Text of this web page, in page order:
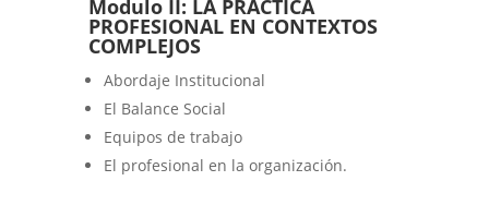
Modulo II: LA PRACTICA
PROFESIONAL EN CONTEXTOS
COMPLEJOS
Abordaje Institucional
El Balance Social
Equipos de trabajo
El profesional en la organización.